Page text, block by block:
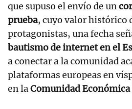
que supuso el envío de un
prueba, cuyo valor histórico
protagonistas, una fecha
bautismo de internet en el
a conectar a la comunidad
plataformas europeas en
en laComunidad Económica